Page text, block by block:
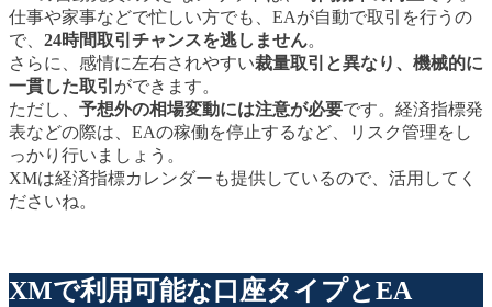
仕事や家事などで忙しい方でも、EAが自動で取引を行うの
で、 24時間取引チャンスを逃しません。
さらに、感情に左右されやすい裁量取引と異なり、機械的に
一貫した取引 ができます。
ただし、 予想外の相場変動には注意が必要です。経済指標発
表などの際は、EAの稼働を停止するなど、リスク管理をし
っかり行いましょう。
XMは経済指標カレンダーも提供しているので、活用してく
ださいね。
XMで利用可能な口座タイプとEA